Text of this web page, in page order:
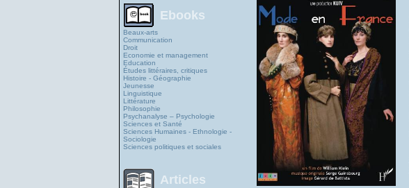
Ebooks
Beaux-arts
Communication
Droit
Economie et management
Education
Études littéraires, critiques
Histoire - Géographie
Jeunesse
Linguistique
Littérature
Philosophie
Psychanalyse – Psychologie
Sciences et Santé
Sciences Humaines - Ethnologie -
Sociologie
Sciences politiques et sociales
Articles